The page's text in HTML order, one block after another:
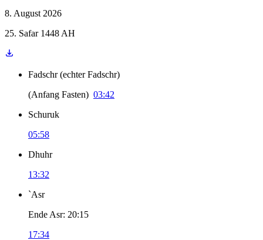
8. August 2026
25. Safar 1448 AH
Fadschr (echter Fadschr)
(Anfang Fasten) 03:42
Schuruk
05:58
Dhuhr
13:32
`Asr
Ende Asr: 20:15
17:34